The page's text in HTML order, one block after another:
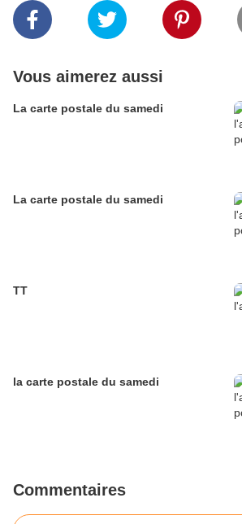
Vous aimerez aussi
La carte postale du samedi
La carte postale du samedi
TT
la carte postale du samedi
Commentaires